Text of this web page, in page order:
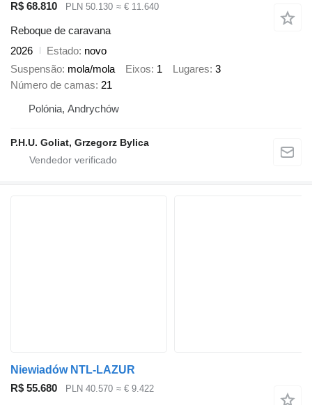
R$ 68.810 PLN 50.130 ≈ € 11.640
Reboque de caravana
2026
Estado novo
Suspensão mola/mola Eixos 1 Lugares 3
Número de camas 21
Polónia, Andrychów
P.H.U. Goliat, Grzegorz Bylica
Niewiadów NTL-LAZUR
R$ 55.680
PLN 40.570 ≈ € 9.422